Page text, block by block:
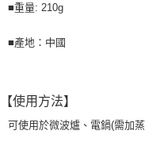
■重量: 210g
■產地：中國
【使用方法】
可使用於微波爐、電鍋(需加